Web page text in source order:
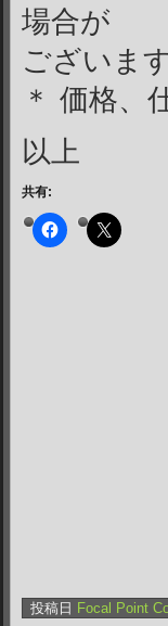
場合が
ございます
＊ 価格、
以上
共有:
投稿日 Focal Point